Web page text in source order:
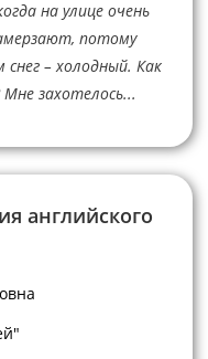
на улице очень
потому
– холодный. Как
захотелось...
английского